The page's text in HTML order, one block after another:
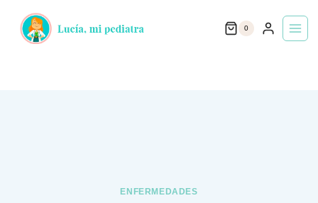
0
ENFERMEDADES